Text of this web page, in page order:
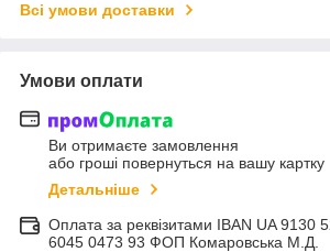
Всі умови доставки
Умови оплати
Ви отримаєте замовлення
або гроші повернуться на вашу картку
Детальніше
Оплата за реквізитами IBAN UA 9130
6045 0473 93 ФОП Комаровська М.Д.